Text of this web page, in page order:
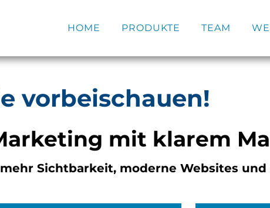
HOME PRODUKTE TEAM
vorbeischauen!
mit klarem
Sichtbarkeit, moderne Websites und